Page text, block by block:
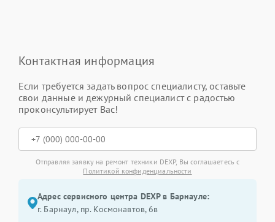
Контактная информация
Если требуется задать вопрос специалисту, оставьте
свои данные и дежурный специалист с радостью
проконсультирует Вас!
Отправляя заявку на ремонт техники DEXP, Вы соглашаетесь с
Политикой конфиденциальности
Адрес сервисного центра DEXP в Барнауле:
г. Барнаул, ​пр. Космонавтов, 6в